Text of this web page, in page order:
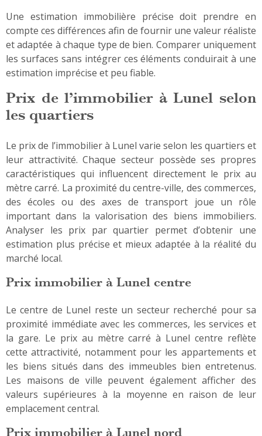
Une estimation immobilière précise doit prendre en
compte ces différences afin de fournir une valeur réaliste
et adaptée à chaque type de bien. Comparer uniquement
les surfaces sans intégrer ces éléments conduirait à une
estimation imprécise et peu fiable.
Prix de l’immobilier à Lunel selon
les quartiers
Le prix de l’immobilier à Lunel varie selon les quartiers et
leur attractivité. Chaque secteur possède ses propres
caractéristiques qui influencent directement le prix au
mètre carré. La proximité du centre-ville, des commerces,
des écoles ou des axes de transport joue un rôle
important dans la valorisation des biens immobiliers.
Analyser les prix par quartier permet d’obtenir une
estimation plus précise et mieux adaptée à la réalité du
marché local.
Prix immobilier à Lunel centre
Le centre de Lunel reste un secteur recherché pour sa
proximité immédiate avec les commerces, les services et
la gare. Le prix au mètre carré à Lunel centre reflète
cette attractivité, notamment pour les appartements et
les biens situés dans des immeubles bien entretenus.
Les maisons de ville peuvent également afficher des
valeurs supérieures à la moyenne en raison de leur
emplacement central.
Prix immobilier à Lunel nord